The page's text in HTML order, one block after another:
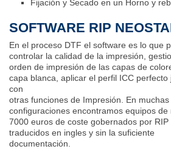
Fijación y Secado en un Horno y
SOFTWARE RIP
En el proceso DTF el software es lo que
controlar la calidad de la impresión,
orden de impresión de las capas de
capa blanca, aplicar el perfil ICC perfecto
con
otras funciones de Impresión. En muchas
configuraciones encontramos equipos de
7000 euros de coste gobernados por RIP
traducidos en ingles y sin la suficiente
documentación.